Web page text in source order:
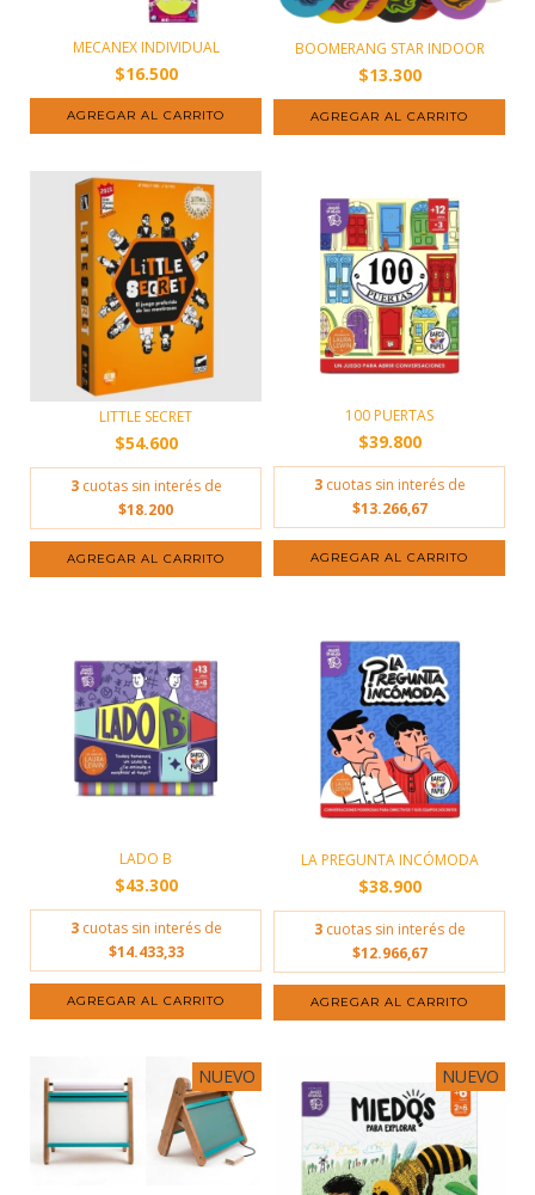
MECANEX INDIVIDUAL
$16.500
AGREGAR AL CARRITO
BOOMERANG STAR INDOOR
$13.300
LITTLE SECRET
$54.600
3 cuotas sin interés de
$18.200
100 PUERTAS
$39.800
3 cuotas sin interés de
$13.266,67
LADO B
$43.300
3 cuotas sin interés de
$14.433,33
LA PREGUNTA INCÓMODA
$38.900
3 cuotas sin interés de
$12.966,67
NUEVO NUEVO